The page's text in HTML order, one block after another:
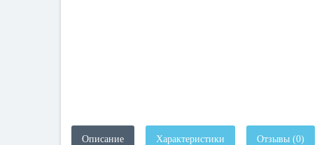
Описание Характеристики Отзывы (0)